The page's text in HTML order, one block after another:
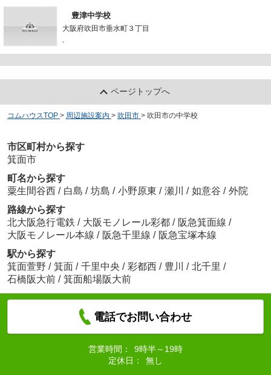
豊津中学校
大阪府吹田市垂水町３丁目
-
ページトップへ
コムハウスTOP > 周辺施設案内 > 吹田市 > 吹田市の中学校
市区町村から探す
箕面市
町名から探す
粟生間谷西 / 白島 / 坊島 / 小野原東 / 瀬川 / 如意谷 / 外院
路線から探す
北大阪急行電鉄 / 大阪モノレール彩都 / 阪急箕面線 /
大阪モノレール本線 / 阪急千里線 / 阪急宝塚本線
駅から探す
箕面萱野 / 箕面 / 千里中央 / 彩都西 / 豊川 / 北千里 /
石橋阪大前 / 箕面船場阪大前
電話でお問い合わせ
営業時間：
9時半～19時
定休日：
無し